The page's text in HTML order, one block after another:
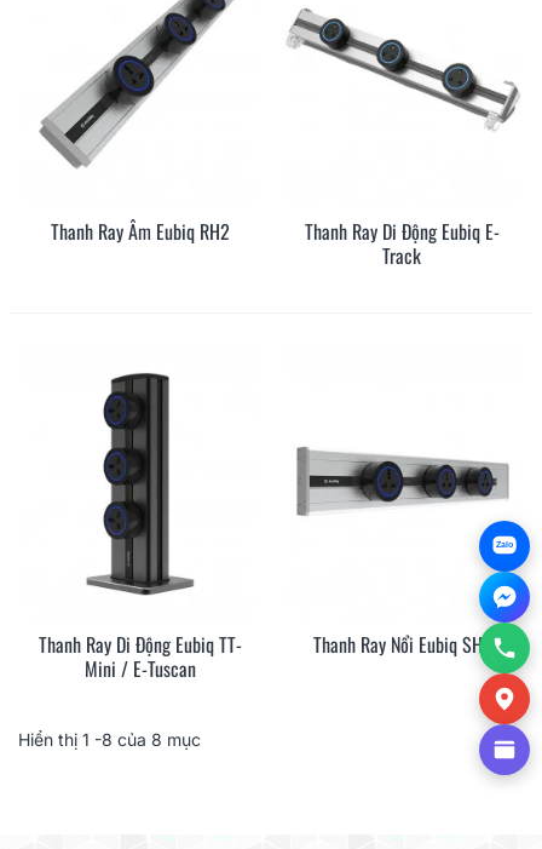
Thanh Ray Âm Eubiq RH2
Thanh Ray Di Động Eubiq E-
Track
Thanh Ray Di Động Eubiq TT-
Mini / E-Tuscan
Thanh Ray Nổi Eubiq SH1
Hiển thị 1 -8 của 8 mục
Zalo